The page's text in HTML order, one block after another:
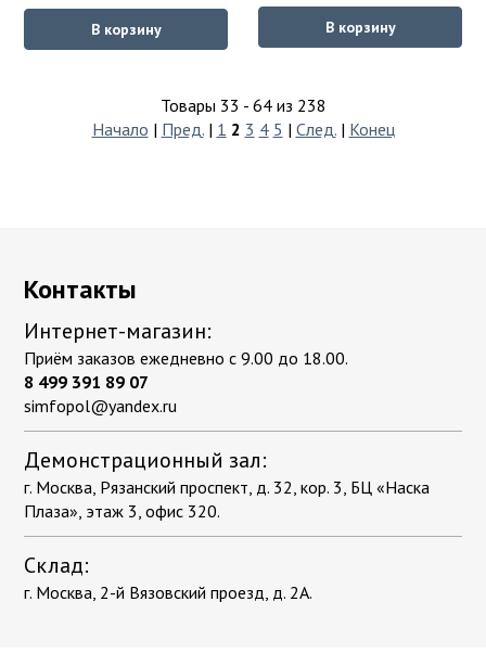
В корзину В корзину
Товары 33 - 64 из 238
Начало | Пред.| 1 2 3 4 5 | След.| Конец
Контакты
Интернет-магазин:
Приём заказов ежедневно с 9.00 до 18.00.
8 499 391 89 07
simfopol@yandex.ru
Демонстрационный зал:
г. Москва, Рязанский проспект, д. 32, кор. 3, БЦ «Наска
Плаза», этаж 3, офис 320.
Склад:
г. Москва, 2-й Вязовский проезд, д. 2А.